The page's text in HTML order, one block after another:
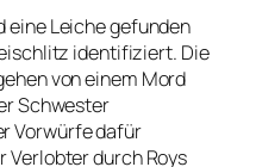
eine Leiche gefunden
identifiziert. Die
von einem Mord
Schwester
Vorwürfe dafür
Verlobter durch Roys